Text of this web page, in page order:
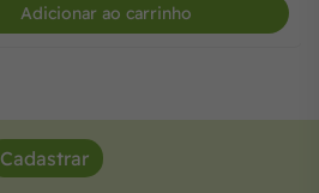
Adicionar ao carrinho
Cadastrar